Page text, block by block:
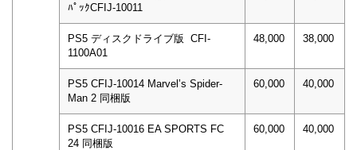
ﾊﾟｯｸCFIJ-10011
PS5 ディスクドライブ版 CFI-
1100A01
48,000 38,000
PS5 CFIJ-10014 Marvel’s Spider-
Man 2 同梱版
60,000 40,000
PS5 CFIJ-10016 EA SPORTS FC
24 同梱版
60,000 40,000